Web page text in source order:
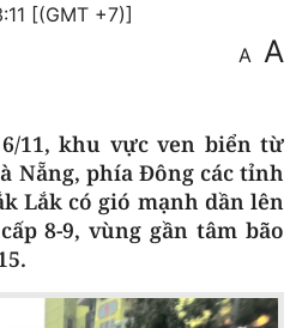
[(GMT +7)]
A A
11, khu vực ven biển từ
Nẵng, phía Đông các tỉnh
Lắk có gió mạnh dần lên
8-9, vùng gần tâm bão